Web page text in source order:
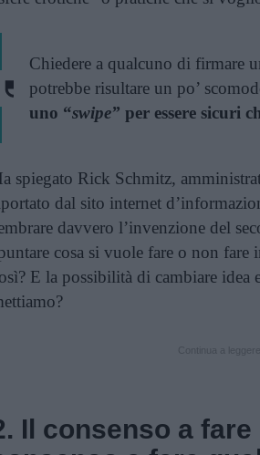
Chiedere a qualcuno di firmare
potrebbe risultare un po’
uno “swipe” per essere sicuri
spiegato Rick Schmitz,
dal sito internet
davvero l’invenzione del
cosa si vuole fare o non
E la possibilità di cambiare
Il consenso a